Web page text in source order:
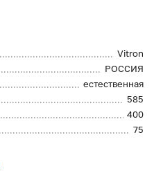
Vitron
РОССИЯ
естественная
585
400
75